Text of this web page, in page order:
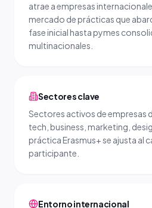
atrae a empresas
mercado de prácticas que
fase inicial hasta pymes
multinacionales.
Sectores clave
Sectores activos de empresas
tech, business, marketing,
práctica Erasmus+ se ajusta al
participante.
Entorno internacional